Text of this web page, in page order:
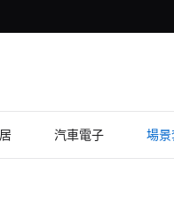
汽車電子 場